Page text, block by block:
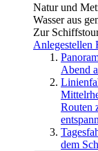
Natur und
Wasser aus
Zur
Anlegestellen
Abend
Routen
dem